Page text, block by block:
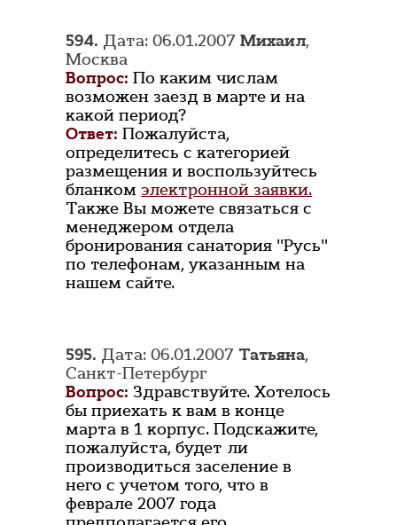
594. Дата: 06.01.2007 Михаил,
Москва
Вопрос: По каким числам
возможен заезд в марте и на
какой период?
Ответ: Пожалуйста,
определитесь с категорией
размещения и воспользуйтесь
бланком электронной заявки.
Также Вы можете связаться с
менеджером отдела
бронирования санатория "Русь"
по телефонам, указанным на
нашем сайте.
595. Дата: 06.01.2007 Татьяна,
Санкт-Петербург
Вопрос: Здравствуйте. Хотелось
бы приехать к вам в конце
марта в 1 корпус. Подскажите,
пожалуйста, будет ли
производиться заселение в
него с учетом того, что в
феврале 2007 года